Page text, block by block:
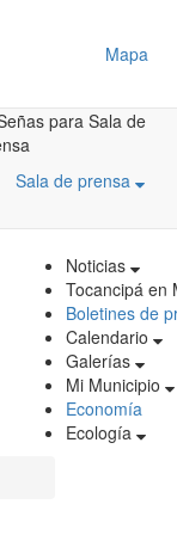
Mapa
Sala de prensa
Noticias
Tocancipá en
Boletines de
Calendario
Galerías
Mi Municipio
Economía
Ecología